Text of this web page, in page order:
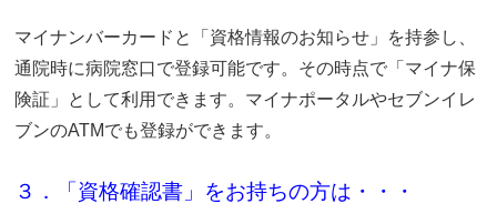
マイナンバーカードと「資格情報のお知らせ」を持参し、
通院時に病院窓口で登録可能です。その時点で「マイナ保
険証」として利用できます。マイナポータルやセブンイレ
ブンのATMでも登録ができます。
３．「資格確認書」をお持ちの方は・・・